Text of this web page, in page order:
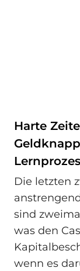
Harte
Die letzten
sind
was den
wenn es